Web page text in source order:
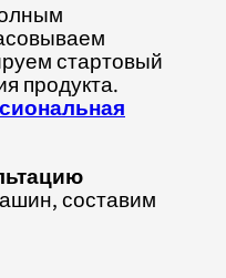
стартовый
продукта.
составим